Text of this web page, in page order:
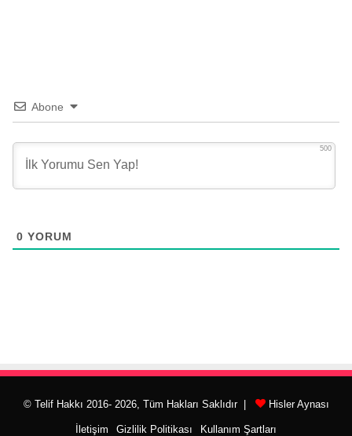
Abone
500
0 YORUM
© Telif Hakkı 2016- 2026, Tüm Hakları Saklıdır | Hisler Aynası
İletişim Gizlilik Politikası Kullanım Şartları